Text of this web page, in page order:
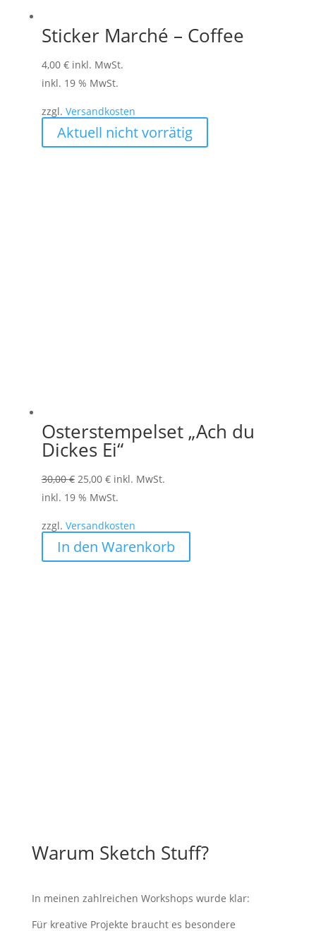
Sticker Marché – Coffee
4,00 € inkl. MwSt.
inkl. 19 % MwSt.
zzgl. Versandkosten
Aktuell nicht vorrätig
Osterstempelset „Ach du
Dickes Ei“
30,00€ Ursprünglicher
Preis
30,00 €
25,00 €Aktueller
Preis
25,00 €.
inkl. MwSt.
inkl. 19 % MwSt.
zzgl. Versandkosten
In den Warenkorb
Warum Sketch Stuff?
In meinen zahlreichen Workshops wurde klar:
Für kreative Projekte braucht es besondere